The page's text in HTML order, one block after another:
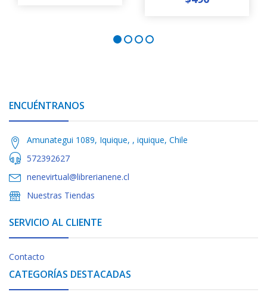
ENCUÉNTRANOS
Amunategui 1089, Iquique, , iquique, Chile
572392627
nenevirtual@librerianene.cl
Nuestras Tiendas
SERVICIO AL CLIENTE
Contacto
CATEGORÍAS DESTACADAS